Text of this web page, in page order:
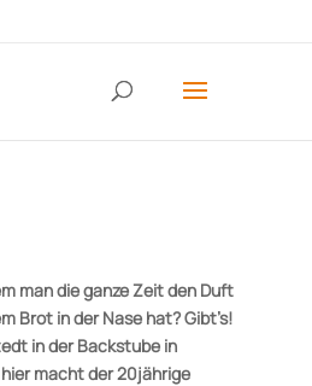
GEBACKEN
man die ganze Zeit den Duft
Brot in der Nase hat? Gibt’s!
in der Backstube in
macht der 20jährige